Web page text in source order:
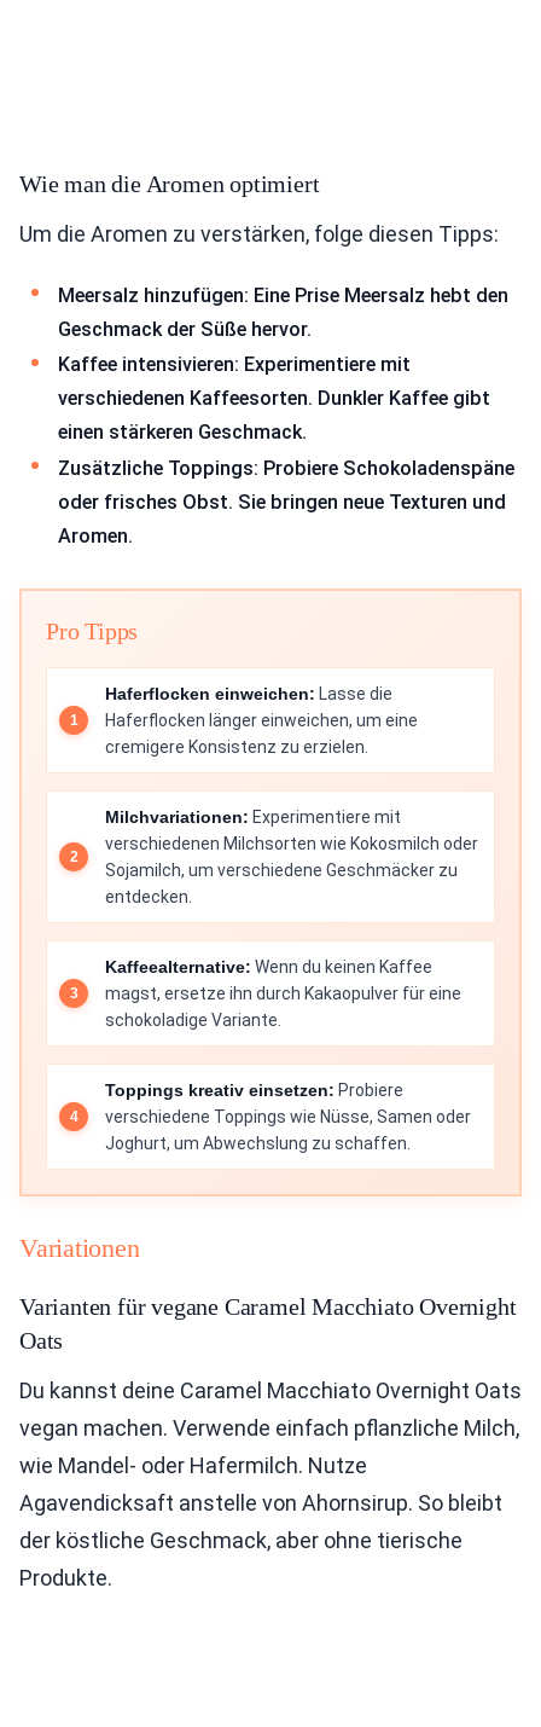
Wie man die Aromen optimiert
Um die Aromen zu verstärken, folge diesen Tipps:
Meersalz hinzufügen: Eine Prise Meersalz hebt den
Geschmack der Süße hervor.
Kaffee intensivieren: Experimentiere mit
verschiedenen Kaffeesorten. Dunkler Kaffee gibt
einen stärkeren Geschmack.
Zusätzliche Toppings: Probiere Schokoladenspäne
oder frisches Obst. Sie bringen neue Texturen und
Aromen.
Pro Tipps
Haferflocken einweichen: Lasse die
Haferflocken länger einweichen, um eine
cremigere Konsistenz zu erzielen.
Milchvariationen: Experimentiere mit
verschiedenen Milchsorten wie Kokosmilch oder
Sojamilch, um verschiedene Geschmäcker zu
entdecken.
Kaffeealternative: Wenn du keinen Kaffee
magst, ersetze ihn durch Kakaopulver für eine
schokoladige Variante.
Toppings kreativ einsetzen: Probiere
verschiedene Toppings wie Nüsse, Samen oder
Joghurt, um Abwechslung zu schaffen.
Variationen
Varianten für vegane Caramel Macchiato Overnight
Oats
Du kannst deine Caramel Macchiato Overnight Oats
vegan machen. Verwende einfach pflanzliche Milch,
wie Mandel- oder Hafermilch. Nutze
Agavendicksaft anstelle von Ahornsirup. So bleibt
der köstliche Geschmack, aber ohne tierische
Produkte.